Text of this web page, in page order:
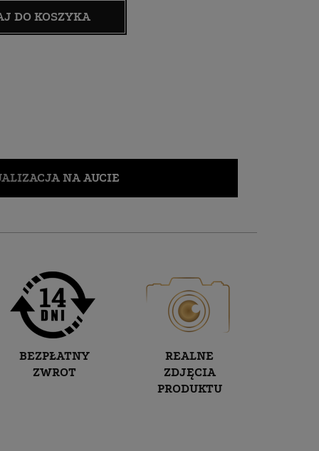
DO KOSZYKA
NA AUCIE
BEZPŁATNY
ZWROT
REALNE
ZDJĘCIA
PRODUKTU